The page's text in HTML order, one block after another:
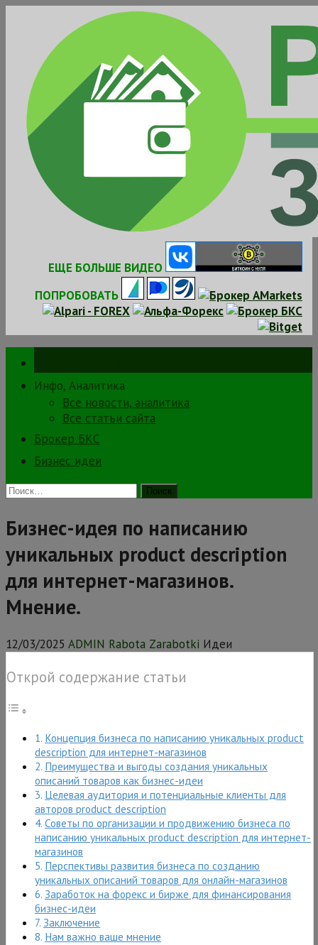
ЕЩЕ БОЛЬШЕ ВИДЕО
ПОПРОБОВАТЬ
Инфо, Аналитика
Все новости, аналитика
Все статьи сайта
Брокер БКС
Бизнес идеи
Найти:
Бизнес-идея по написанию
уникальных product description
для интернет-магазинов.
Мнение.
12/03/2025 ADMIN Rabota Zarabotki Идеи
Открой содержание статьи
Концепция бизнеса по написанию уникальных product
description для интернет-магазинов
Преимущества и выгоды создания уникальных
описаний товаров как бизнес-идеи
Целевая аудитория и потенциальные клиенты для
авторов product description
Советы по организации и продвижению бизнеса по
написанию уникальных product description для интернет-
магазинов
Перспективы развития бизнеса по созданию
уникальных описаний товаров для онлайн-магазинов
Заработок на форекс и бирже для финансирования
бизнес-идеи
Заключение
Нам важно ваше мнение